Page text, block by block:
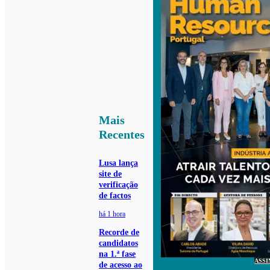
Mais
Recentes
Lusa lança
site de
verificação
de factos
há 1 hora
Recorde de
candidatos
na 1.ª fase
de acesso ao